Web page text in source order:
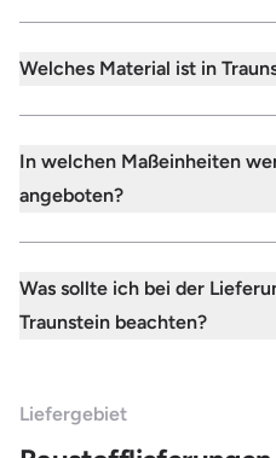
Welches Material ist in
In welchen Maßeinheiten
angeboten?
Was sollte ich bei der
Traunstein beachten?
Liefergebiet